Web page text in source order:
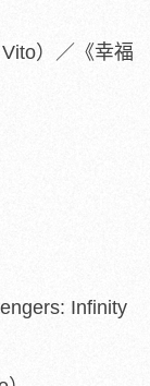
）／《幸福
Infinity